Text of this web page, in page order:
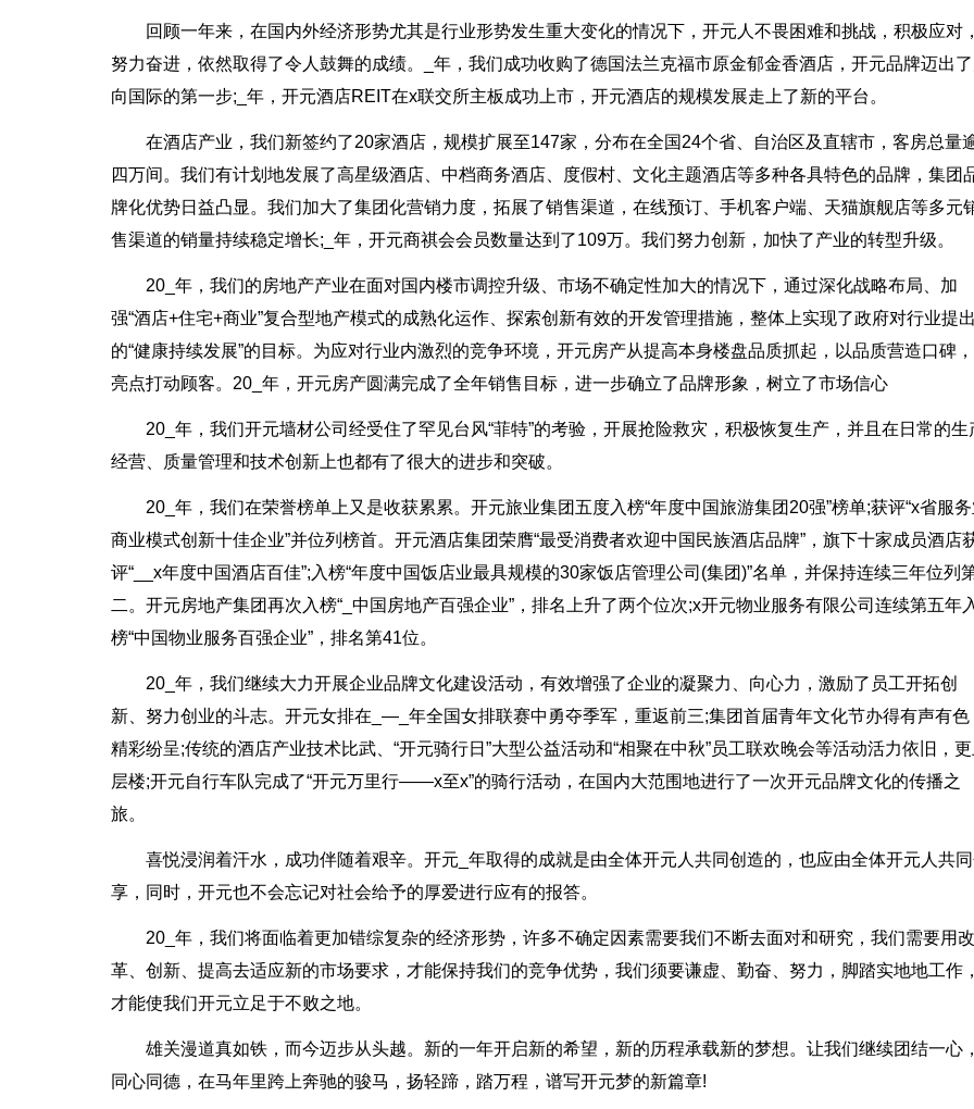
回顾一年来，在国内外经济形势尤其是行业形势发生重大变化的情况下，开元人不畏困难和挑战，积极应对，
努力奋进，依然取得了令人鼓舞的成绩。_年，我们成功收购了德国法兰克福市原金郁金香酒店，开元品牌迈出
向国际的第一步;_年，开元酒店REIT在x联交所主板成功上市，开元酒店的规模发展走上了新的平台。
在酒店产业，我们新签约了20家酒店，规模扩展至147家，分布在全国24个省、自治区及直辖市，客房总量
四万间。我们有计划地发展了高星级酒店、中档商务酒店、度假村、文化主题酒店等多种各具特色的品牌，集团
牌化优势日益凸显。我们加大了集团化营销力度，拓展了销售渠道，在线预订、手机客户端、天猫旗舰店等多元
售渠道的销量持续稳定增长;_年，开元商祺会会员数量达到了109万。我们努力创新，加快了产业的转型升级。
20_年，我们的房地产产业在面对国内楼市调控升级、市场不确定性加大的情况下，通过深化战略布局、加
强“酒店+住宅+商业”复合型地产模式的成熟化运作、探索创新有效的开发管理措施，整体上实现了政府对行业提出
的“健康持续发展”的目标。为应对行业内激烈的竞争环境，开元房产从提高本身楼盘品质抓起，以品质营造口碑
亮点打动顾客。20_年，开元房产圆满完成了全年销售目标，进一步确立了品牌形象，树立了市场信心
20_年，我们开元墙材公司经受住了罕见台风“菲特”的考验，开展抢险救灾，积极恢复生产，并且在日常的生
经营、质量管理和技术创新上也都有了很大的进步和突破。
20_年，我们在荣誉榜单上又是收获累累。开元旅业集团五度入榜“年度中国旅游集团20强”榜单;获评“x省服
商业模式创新十佳企业”并位列榜首。开元酒店集团荣膺“最受消费者欢迎中国民族酒店品牌”，旗下十家成员酒店
评“__x年度中国酒店百佳”;入榜“年度中国饭店业最具规模的30家饭店管理公司(集团)”名单，并保持连续三年位列
二。开元房地产集团再次入榜“_中国房地产百强企业”，排名上升了两个位次;x开元物业服务有限公司连续第五年
榜“中国物业服务百强企业”，排名第41位。
20_年，我们继续大力开展企业品牌文化建设活动，有效增强了企业的凝聚力、向心力，激励了员工开拓创
新、努力创业的斗志。开元女排在_—_年全国女排联赛中勇夺季军，重返前三;集团首届青年文化节办得有声有色
精彩纷呈;传统的酒店产业技术比武、“开元骑行日”大型公益活动和“相聚在中秋”员工联欢晚会等活动活力依旧，更
层楼;开元自行车队完成了“开元万里行——x至x”的骑行活动，在国内大范围地进行了一次开元品牌文化的传播之
旅。
喜悦浸润着汗水，成功伴随着艰辛。开元_年取得的成就是由全体开元人共同创造的，也应由全体开元人共
享，同时，开元也不会忘记对社会给予的厚爱进行应有的报答。
20_年，我们将面临着更加错综复杂的经济形势，许多不确定因素需要我们不断去面对和研究，我们需要用改
革、创新、提高去适应新的市场要求，才能保持我们的竞争优势，我们须要谦虚、勤奋、努力，脚踏实地地工作，
才能使我们开元立足于不败之地。
雄关漫道真如铁，而今迈步从头越。新的一年开启新的希望，新的历程承载新的梦想。让我们继续团结一心，
同心同德，在马年里跨上奔驰的骏马，扬轻蹄，踏万程，谱写开元梦的新篇章!